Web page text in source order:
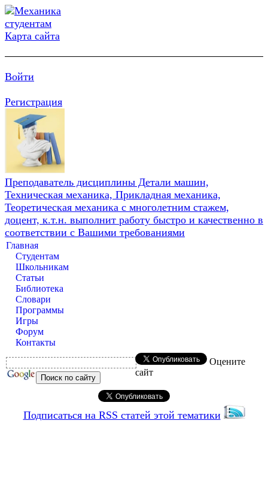
Карта сайта
Войти
Регистрация
Преподаватель дисциплины Детали машин,
Техническая механика, Прикладная механика,
Теоретическая механика с многолетним стажем,
доцент, к.т.н. выполнит работу быстро и качественно в
соответствии с Вашими требованиями
Главная
Студентам
Школьникам
Статьи
Библиотека
Словари
Программы
Игры
Форум
Контакты
Оцените
сайт
Подписаться на RSS статей этой тематики